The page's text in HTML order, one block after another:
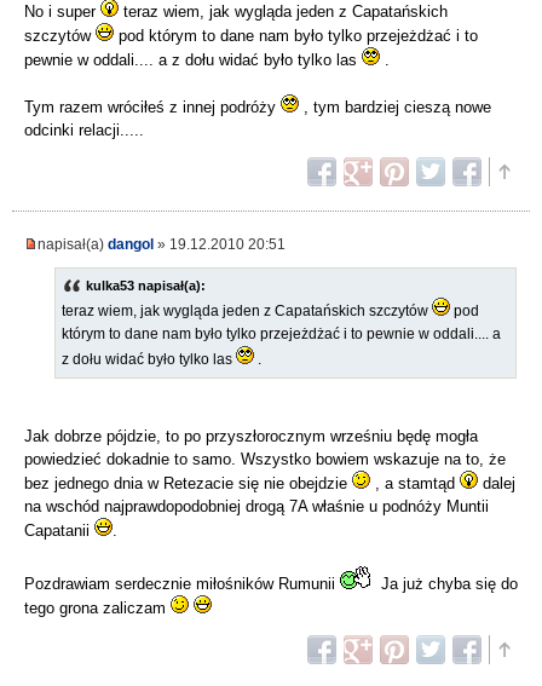
No i super
teraz wiem, jak wygląda jeden z Capatańskich
szczytów
pod którym to dane nam było tylko przejeżdżać i to
pewnie w oddali.... a z dołu widać było tylko las
Tym razem wróciłeś z innej podróży
, tym bardziej cieszą nowe
odcinki relacji.....
napisał(a) dangol » 19.12.2010 20:51
kulka53 napisał(a):
teraz wiem, jak wygląda jeden z Capatańskich szczytów
pod
którym to dane nam było tylko przejeżdżać i to pewnie w oddali.... a
z dołu widać było tylko las
Jak dobrze pójdzie, to po przyszłorocznym wrześniu będę mogła
powiedzieć dokadnie to samo. Wszystko bowiem wskazuje na to, że
bez jednego dnia w Retezacie się nie obejdzie
, a stamtąd
dalej
na wschód najprawdopodobniej drogą 7A właśnie u podnóży Muntii
Capatanii
Pozdrawiam serdecznie miłośników Rumunii
Ja już chyba się do
tego grona zaliczam